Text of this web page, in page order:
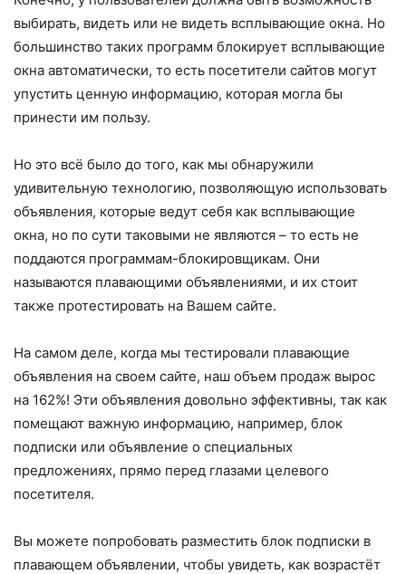
выбирать, видеть или не видеть всплывающие окна. Но
большинство таких программ блокирует всплывающие
окна автоматически, то есть посетители сайтов могут
упустить ценную информацию, которая могла бы
принести им пользу.
Но это всё было до того, как мы обнаружили
удивительную технологию, позволяющую использовать
объявления, которые ведут себя как всплывающие
окна, но по сути таковыми не являются – то есть не
поддаются программам-блокировщикам. Они
называются плавающими объявлениями, и их стоит
также протестировать на Вашем сайте.
На самом деле, когда мы тестировали плавающие
объявления на своем сайте, наш объем продаж вырос
на 162%! Эти объявления довольно эффективны, так как
помещают важную информацию, например, блок
подписки или объявление о специальных
предложениях, прямо перед глазами целевого
посетителя.
Вы можете попробовать разместить блок подписки в
плавающем объявлении, чтобы увидеть, как возрастёт